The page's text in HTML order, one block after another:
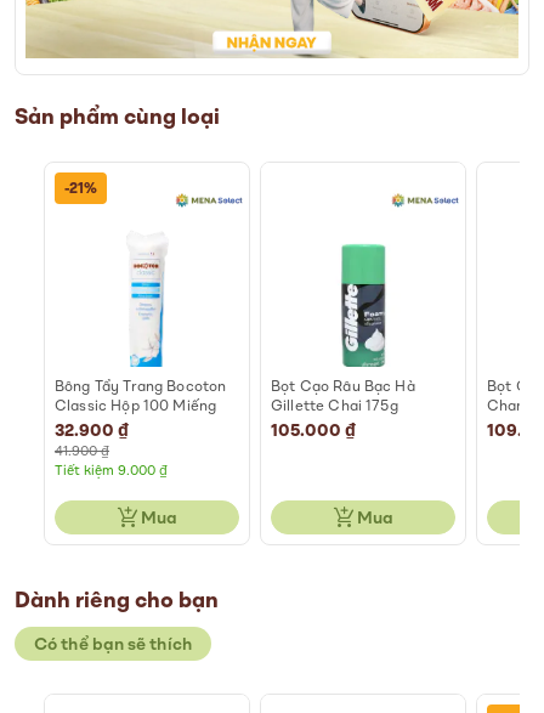
Sản phẩm cùng loại
-21%
Bông Tẩy Trang Bocoton
Classic Hộp 100 Miếng
Special
Price
32.900 ₫
41.900 ₫
Tiết kiệm 9.000 ₫
Mua
Bọt Cạo Râu Bạc Hà
Gillette Chai 175g
105.000 ₫
Mua
Bọt
Chanh
Dành riêng cho bạn
Có thể bạn sẽ thích